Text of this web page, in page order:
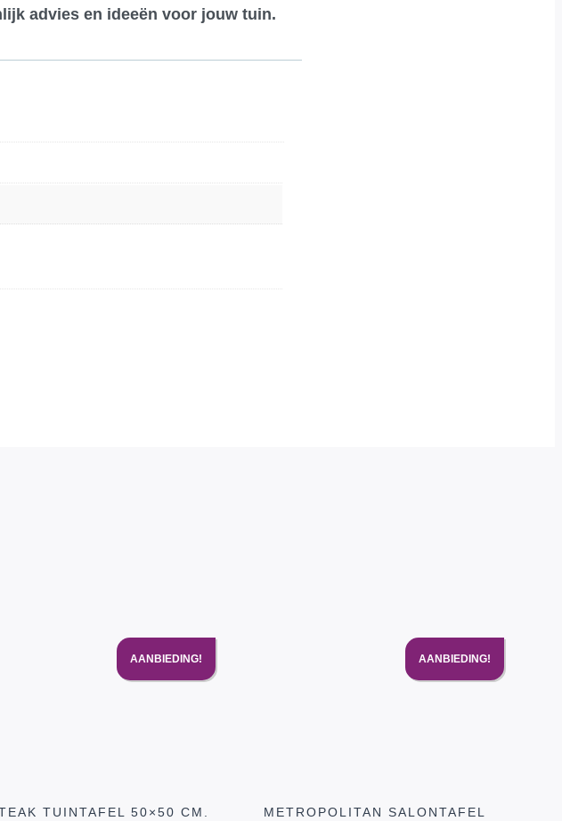
advies en ideeën voor jouw tuin.
AANBIEDING!
TUINTAFEL 50×50 CM.
AANBIEDING!
METROPOLITAN SALONTAFEL